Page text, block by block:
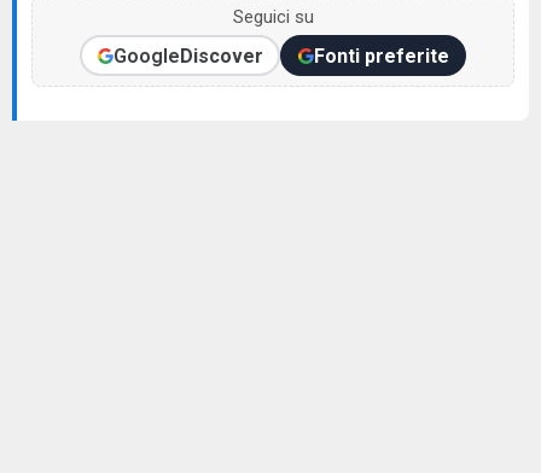
Seguici su
GoogleDiscover Fonti preferite